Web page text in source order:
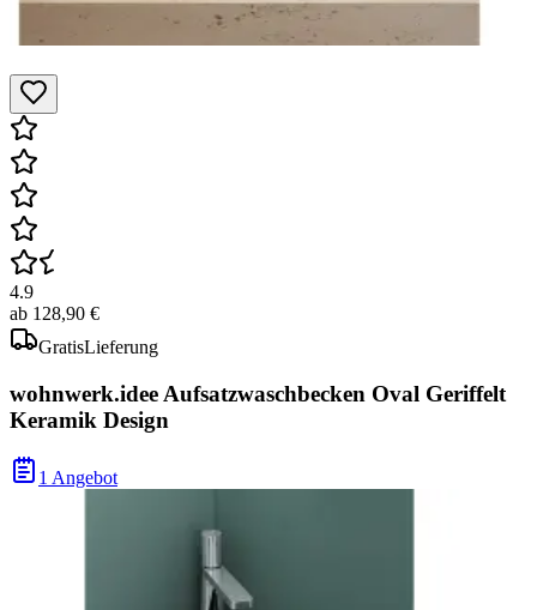
4.9
ab 128,90 €
GratisLieferung
wohnwerk.idee Aufsatzwaschbecken Oval Geriffelt
Keramik Design
1 Angebot